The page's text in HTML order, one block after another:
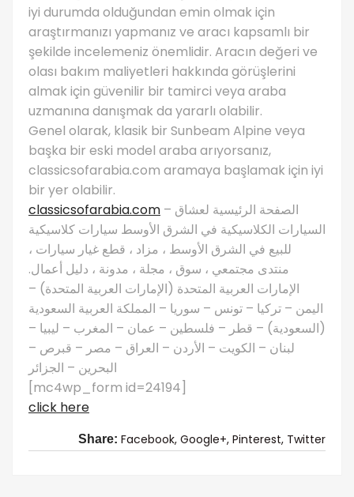
iyi durumda olduğundan emin olmak için
araştırmanızı yapmanız ve aracı kapsamlı bir
şekilde incelemeniz önemlidir. Aracın değeri ve
olası bakım maliyetleri hakkında görüşlerini
almak için güvenilir bir tamirci veya araba
uzmanına danışmak da yararlı olabilir.
Genel olarak, klasik bir Sunbeam Alpine veya
başka bir eski model araba arıyorsanız,
classicsofarabia.com aramaya başlamak için iyi
bir yer olabilir.
classicsofarabia.com – الصفحة الرئيسية لعشاق
السيارات الكلاسيكية في الشرق الأوسط سيارات كلاسيكية
للبيع في الشرق الأوسط ، مزاد ، قطع غيار سيارات ،
منتدى مجتمعي ، سوق ، مجلة ، مدونة ، دليل أعمال.
الإمارات العربية المتحدة (الإمارات العربية المتحدة) –
اليمن – تركيا – تونس – سوريا – المملكة العربية السعودية
(السعودية) – قطر – فلسطين – عمان – المغرب – ليبيا –
لبنان – الكويت – الأردن – العراق – مصر – قبرص –
البحرين – الجزائر
[mc4wp_form id=24194]
click here
Share: Facebook, Google+, Pinterest, Twitter